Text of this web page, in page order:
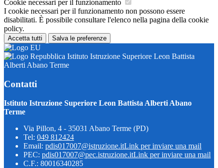
Cookie necessari per il funzionamento
I cookie necessari per il funzionamento non possono essere
disabilitati. È possibile consultare l'elenco nella pagina della cookie
policy.
Accetta tutti Salva le preferenze
Istituto Istruzione Superiore Leon Battista
Alberti Abano Terme
Contatti
Istituto Istruzione Superiore Leon Battista Alberti Abano
Terme
Via Pillon, 4 - 35031 Abano Terme (PD)
Tel: 049 812424
Email: pdis017007@istruzione.itLink per inviare una mail
PEC: pdis017007@pec.istruzione.itLink per inviare una mail
C.F.: 80016340285